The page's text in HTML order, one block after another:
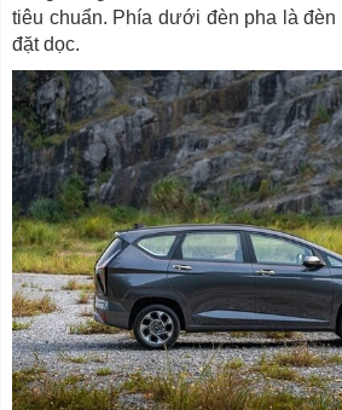
tiêu chuẩn. Phía dưới đèn pha là
đặt dọc.